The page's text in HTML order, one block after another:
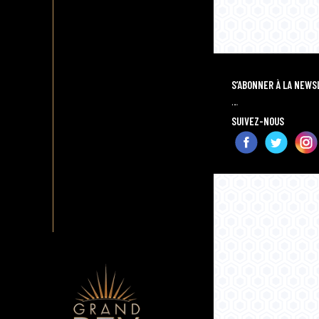
S’ABONNER À LA
…
SUIVEZ-NOUS